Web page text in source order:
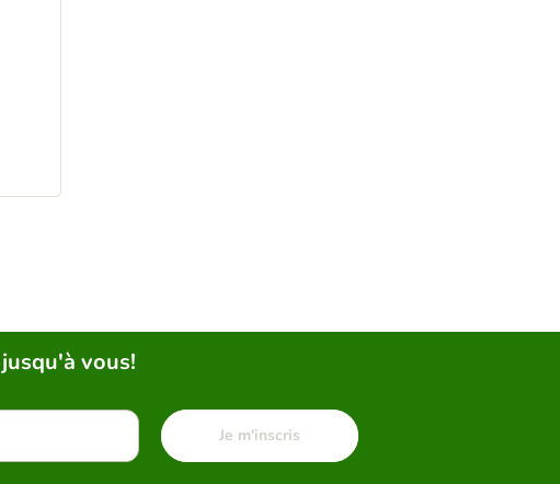
vous!
Je m'inscris